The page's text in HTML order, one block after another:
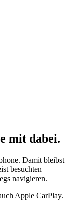
mit dabei.
Damit bleibst
besuchten
navigieren.
Apple CarPlay.